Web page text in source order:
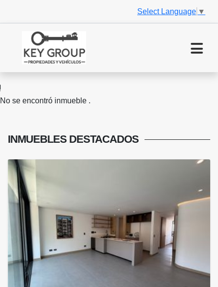
Select Language ▼
No se encontró inmueble .
INMUEBLES DESTACADOS